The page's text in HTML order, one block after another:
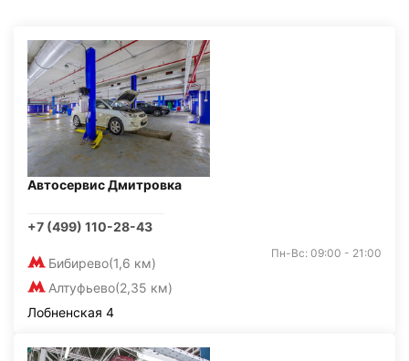
Автосервис Дмитровка
+7 (499) 110-28-43
Бибирево(1,6 км)
Алтуфьево(2,35 км)
Пн-Вс: 09:00 - 21:00
Лобненская 4